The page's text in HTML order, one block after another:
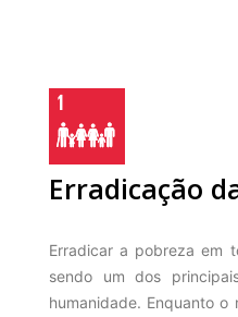
Erradicação
Erradicar a pobreza em
sendo um dos
humanidade. Enquanto